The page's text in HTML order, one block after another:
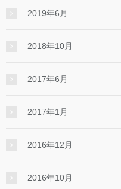
2019年6月
2018年10月
2017年6月
2017年1月
2016年12月
2016年10月